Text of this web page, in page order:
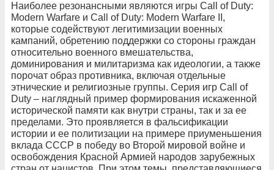
Наиболее резонансными являются игры Call of Duty:
Modern Warfare и Call of Duty: Modern Warfare II,
которые содействуют легитимизации военных
кампаний, обретению поддержки со стороны граждан
относительно военного вмешательства,
доминирования и милитаризма как идеологии, а также
порочат образ противника, включая отдельные
этнические и религиозные группы. Серия игр Call of
Duty – наглядный пример формирования искаженной
исторической памяти как внутри страны, так и за ее
пределами. Это проявляется в фальсификации
истории и ее политизации на примере приуменьшения
вклада СССР в победу во Второй мировой войне и
освобождения Красной Армией народов зарубежных